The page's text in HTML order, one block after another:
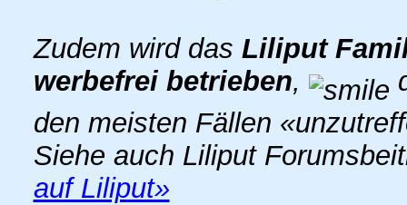
Zudem wird das Liliput
werbefrei betrieben,
den meisten Fällen
Siehe auch Liliput
auf Liliput»